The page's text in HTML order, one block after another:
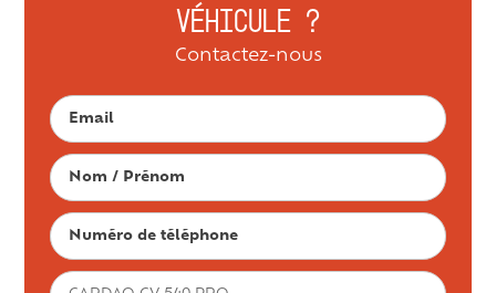
véhicule ?
Contactez-nous
E-mail
Nom / Prénom
Numéro de téléphone
Objet